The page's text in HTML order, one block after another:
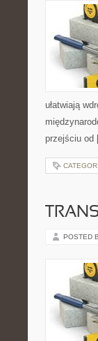
ułatwiają
przejściu
POSTED